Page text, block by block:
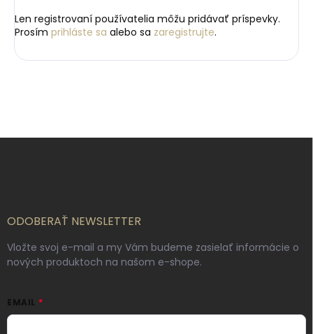
Len registrovaní používatelia môžu pridávať príspevky.
Prosím prihláste sa alebo sa zaregistrujte.
ODOBERAŤ NEWSLETTER
Vložte svoj e-mail a my Vám budeme zasielať informácie o
nových produktoch na našom e-shope.
EMAIL